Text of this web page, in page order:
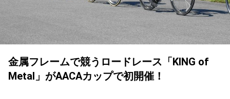
金属フレームで競うロードレース「KING of
Metal」がAACAカップで初開催！